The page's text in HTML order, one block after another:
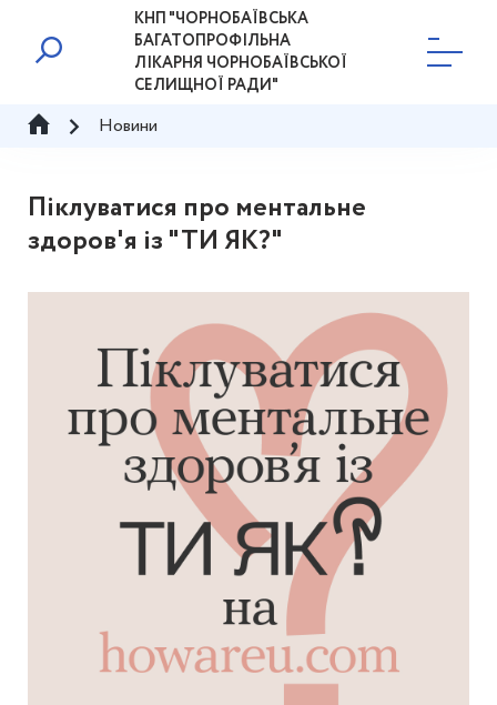
КНП "ЧОРНОБАЇВСЬКА
БАГАТОПРОФІЛЬНА
ЛІКАРНЯ ЧОРНОБАЇВСЬКОЇ
СЕЛИЩНОЇ РАДИ"
Новини
Піклуватися про ментальне
здоров'я із "ТИ ЯК?"